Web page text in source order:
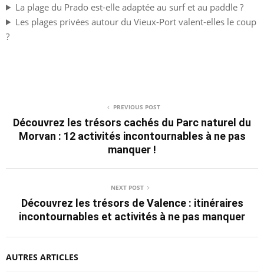
La plage du Prado est-elle adaptée au surf et au paddle ?
Les plages privées autour du Vieux-Port valent-elles le coup
?
PREVIOUS POST
Découvrez les trésors cachés du Parc naturel du
Morvan : 12 activités incontournables à ne pas
manquer !
NEXT POST
Découvrez les trésors de Valence : itinéraires
incontournables et activités à ne pas manquer
AUTRES ARTICLES